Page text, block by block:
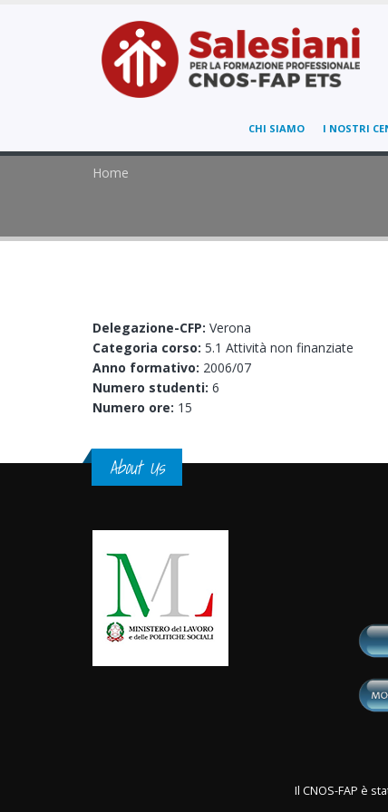
CHI SIAMO I NOSTRI
Home
Delegazione-CFP: Verona
Categoria corso: 5.1 Attività non finanziate
Anno formativo: 2006/07
Numero studenti: 6
Numero ore: 15
About Us
Il CNOS-FAP è